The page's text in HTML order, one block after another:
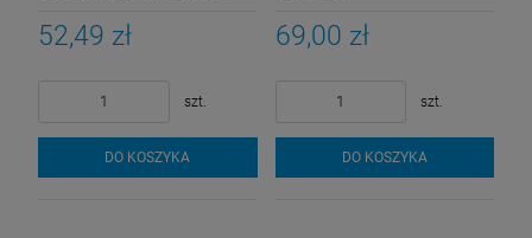
Porządna
52,49 zł
szt.
DO KOSZYKA
PUDEŁKO DEDYKACJA
PREZENT 25 CM
69,00 zł
szt.
DO KOSZYKA